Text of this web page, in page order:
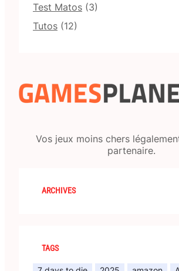
Test Matos (3)
Tutos (12)
Vos jeux moins chers
partenaire.
ARCHIVES
TAGS